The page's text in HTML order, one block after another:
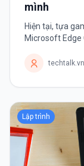
mình
Hiện tại, tựa
Microsoft Edge
những trìnhtechtalk.vn
Lập trình